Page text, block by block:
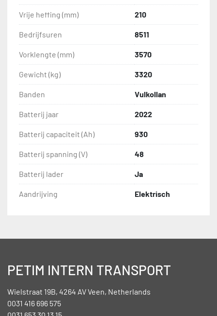
Vrije heffing (mm) 210
Bedrijfsuren 8511
Vorklengte (mm) 3570
Gewicht (kg) 3320
Banden Vulkollan
Batterij jaar 2022
Batterij capaciteit (Ah) 930
Batterij spanning (V) 48
Batterij lader Ja
Aandrijving Elektrisch
PETIM INTERN TRANSPORT
Wielstraat 19B, 4264 AV Veen, Netherlands
0031 416 696 575